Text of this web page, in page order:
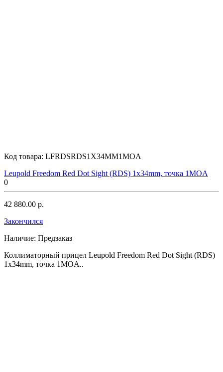
Код товара: LFRDSRDS1X34MM1MOA
Leupold Freedom Red Dot Sight (RDS) 1x34mm, точка 1MOA
0
42 880.00 р.
Закончился
Наличие: Предзаказ
Коллиматорный прицел Leupold Freedom Red Dot Sight (RDS)
1x34mm, точка 1MOA..